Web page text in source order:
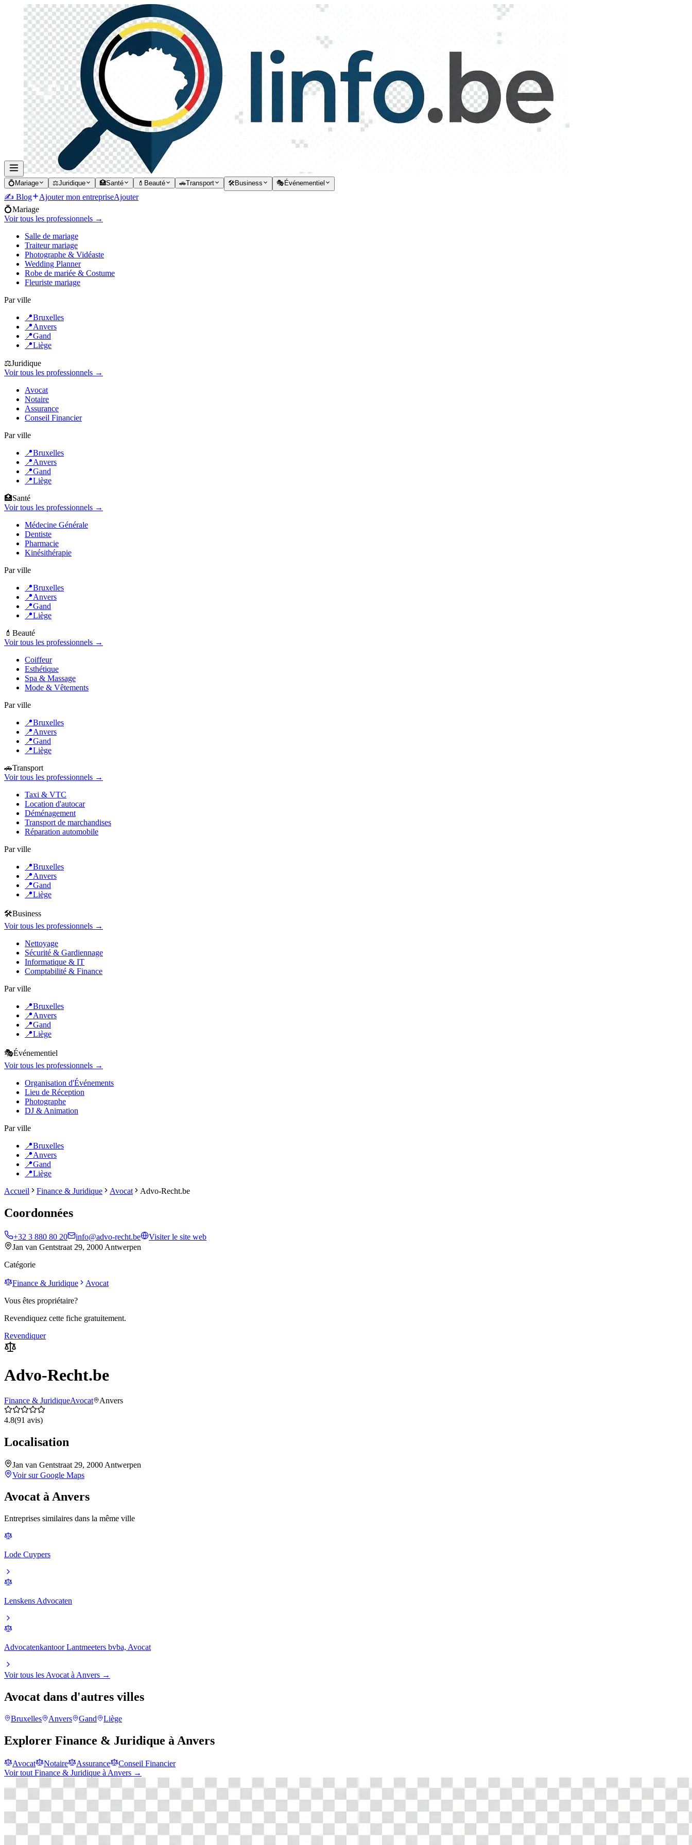
💍 Mariage ⚖️Juridique 🏥Santé 💄 Beauté 🚗Transport 🛠️Business 🎭 Événementiel
✍️ Blog Ajouter mon entrepriseAjouter
💍Mariage
Voir tous les professionnels →
Salle de mariage
Traiteur mariage
Photographe & Vidéaste
Wedding Planner
Robe de mariée & Costume
Fleuriste mariage
Par ville
📍Bruxelles
📍Anvers
📍Gand
📍Liège
⚖️Juridique
Voir tous les professionnels →
Avocat
Notaire
Assurance
Conseil Financier
Par ville
📍Bruxelles
📍Anvers
📍Gand
📍Liège
🏥Santé
Voir tous les professionnels →
Médecine Générale
Dentiste
Pharmacie
Kinésithérapie
Par ville
📍Bruxelles
📍Anvers
📍Gand
📍Liège
💄 Beauté
Voir tous les professionnels →
Coiffeur
Esthétique
Spa & Massage
Mode & Vêtements
Par ville
📍Bruxelles
📍Anvers
📍Gand
📍Liège
🚗Transport
Voir tous les professionnels →
Taxi & VTC
Location d'autocar
Déménagement
Transport de marchandises
Réparation automobile
Par ville
📍Bruxelles
📍Anvers
📍Gand
📍Liège
🛠️Business
Voir tous les professionnels →
Nettoyage
Sécurité & Gardiennage
Informatique & IT
Comptabilité & Finance
Par ville
📍Bruxelles
📍Anvers
📍Gand
📍Liège
🎭Événementiel
Voir tous les professionnels →
Organisation d'Événements
Lieu de Réception
Photographe
DJ & Animation
Par ville
📍Bruxelles
📍Anvers
📍Gand
📍Liège
Accueil
Finance & Juridique Avocat Advo-Recht.be
Coordonnées
+32 3 880 80 20 info@advo-recht.be
Visiter le site web
Jan van Gentstraat 29, 2000 Antwerpen
Catégorie
Finance & Juridique
Avocat
Vous êtes propriétaire?
Revendiquez cette fiche gratuitement.
Revendiquer
Advo-Recht.be
Finance & JuridiqueAvocat Anvers
4.8(91 avis)
Localisation
Jan van Gentstraat 29, 2000 Antwerpen
Voir sur Google Maps
Avocat àAnvers
Entreprises similaires dans la même ville
Lode Cuypers
Lenskens Advocaten
Advocatenkantoor Lantmeeters bvba, Avocat
Voir tous les Avocat à Anvers →
Avocat dans d'autres villes
Bruxelles Anvers Gand Liège
Explorer Finance & Juridique à Anvers
Avocat Notaire Assurance
Conseil Financier
Voir tout Finance & Juridique à Anvers →